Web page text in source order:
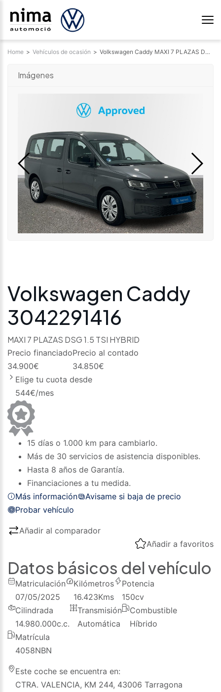
Home > Vehículos de ocasión > Volkswagen Caddy MAXI 7 PLAZAS DSG 1.5 TSI HYBRID 3042291416
Imágenes
Volkswagen Caddy
3042291416
MAXI 7 PLAZAS DSG 1.5 TSI HYBRID
Precio financiado
34.900€
Precio al contado
34.850€
Elige tu cuota desde
544€/mes
15 días o 1.000 km para cambiarlo.
Más de 30 servicios de asistencia disponibles.
Hasta 8 años de Garantía.
Financiaciones a tu medida.
Más información
Avisame si baja de precio
Probar vehículo
Añadir al comparador
Añadir a favoritos
Datos básicos del vehículo
Matriculación
07/05/2025
Kilómetros
16.423Kms
Potencia
150cv
Cilindrada
14.980.000c.c.
Transmisión
Automática
Combustible
Híbrido
Matrícula
4058NBN
Este coche se encuentra en:
CTRA. VALENCIA, KM 244, 43006 Tarragona